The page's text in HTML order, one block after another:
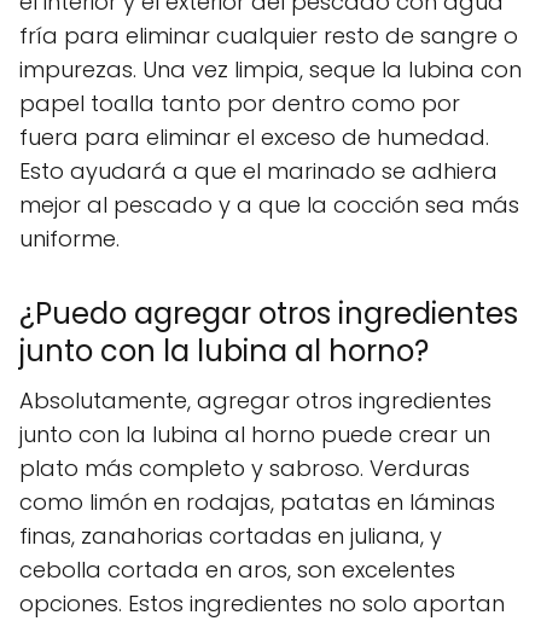
fría para eliminar cualquier resto de sangre o
impurezas. Una vez limpia, seque la lubina con
papel toalla tanto por dentro como por
fuera para eliminar el exceso de humedad.
Esto ayudará a que el marinado se adhiera
mejor al pescado y a que la cocción sea más
uniforme.
¿Puedo agregar otros ingredientes
junto con la lubina al horno?
Absolutamente, agregar otros ingredientes
junto con la lubina al horno puede crear un
plato más completo y sabroso. Verduras
como limón en rodajas, patatas en láminas
finas, zanahorias cortadas en juliana, y
cebolla cortada en aros, son excelentes
opciones. Estos ingredientes no solo aportan